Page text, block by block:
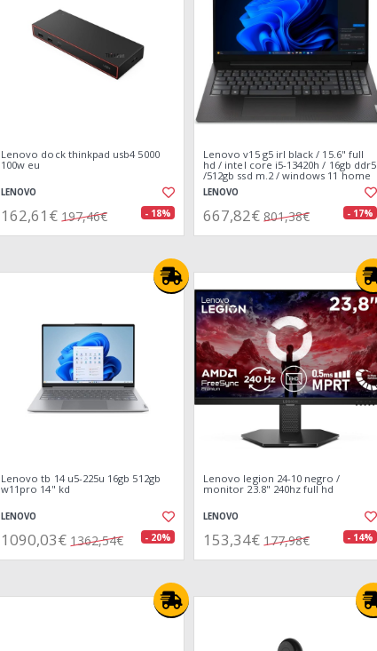
Lenovo dock thinkpad usb4 5000
100w eu
LENOVO
162,61€ 197,46€ - 18%
Lenovo v15 g5 irl black / 15.6" full
hd / intel core i5-13420h / 16gb ddr5
/512gb ssd m.2 / windows 11 home
LENOVO
667,82€ 801,38€ - 17%
Lenovo tb 14 u5-225u 16gb 512gb
w11pro 14" kd
LENOVO
1090,03€ 1362,54€ - 20%
Lenovo legion 24-10 negro /
monitor 23.8" 240hz full hd
LENOVO
153,34€ 177,98€ - 14%